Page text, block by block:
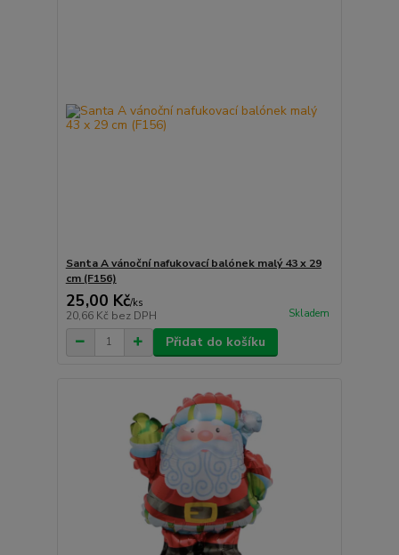
Santa A vánoční nafukovací balónek malý 43 x 29
cm (F156)
25,00 Kč/ks
20,66 Kč bez DPH Skladem
Přidat do košíku